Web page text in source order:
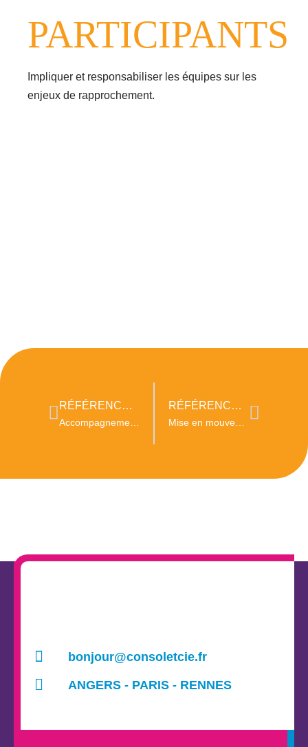
PARTICIPANTS
Impliquer et responsabiliser les équipes sur les
enjeux de rapprochement.
RÉFÉRENCE PRÉCÉDENTE RÉFÉRENCE SUIVANTE
bonjour@consoletcie.fr
ANGERS - PARIS - RENNES